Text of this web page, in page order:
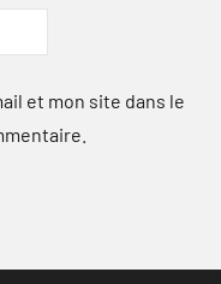
et mon site dans le